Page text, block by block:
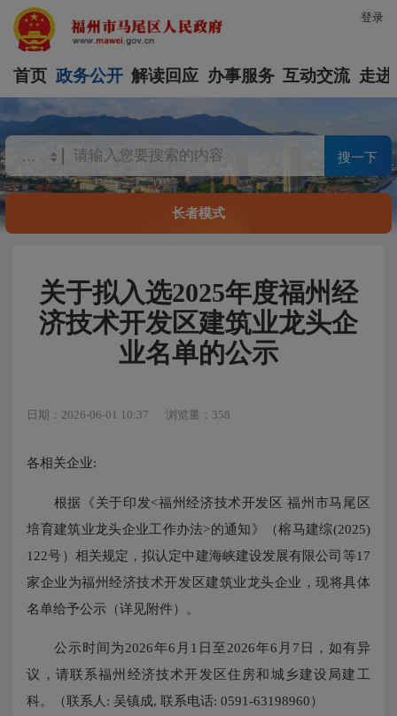
登录
首页 政务公开 解读回应 办事服务 互动交流 走进
搜一下
长者模式
关于拟入选2025年度福州经
济技术开发区建筑业龙头企
业名单的公示
日期：2026-06-01 10:37 浏览量：358
各相关企业:
根据《关于印发<福州经济技术开发区 福州市马尾区
培育建筑业龙头企业工作办法>的通知》（榕马建综(2025)
122号）相关规定，拟认定中建海峡建设发展有限公司等17
家企业为福州经济技术开发区建筑业龙头企业，现将具体
名单给予公示（详见附件）。
公示时间为2026年6月1日至2026年6月7日，如有异
议，请联系福州经济技术开发区住房和城乡建设局建工
科。（联系人: 吴镇成, 联系电话: 0591-63198960）